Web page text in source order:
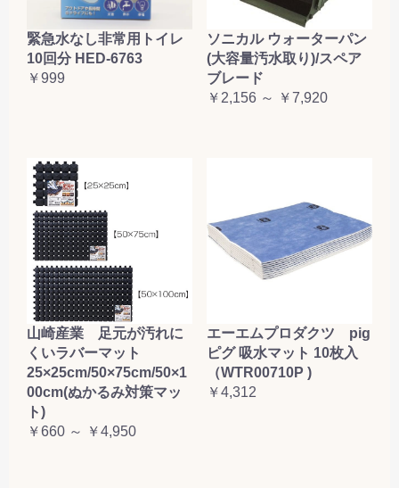
緊急水なし非常用トイレ
10回分 HED-6763
￥999
ソニカル ウォーターパン
(大容量汚水取り)/スペア
ブレード
￥2,156 ～ ￥7,920
山崎産業 足元が汚れに
くいラバーマット
25×25cm/50×75cm/50×1
00cm(ぬかるみ対策マッ
ト)
￥660 ～ ￥4,950
エーエムプロダクツ pig
ピグ 吸水マット 10枚入
（WTR00710P )
￥4,312